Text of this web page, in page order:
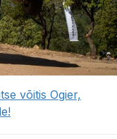
võitis Ogier,